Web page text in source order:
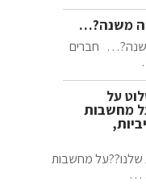
משנה?…
חברים
על
מחשבות
שלנו??על מחשבות
…